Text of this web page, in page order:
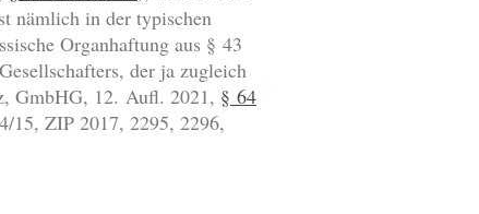
nämlich in der typischen
Organhaftung aus § 43
der ja zugleich
GmbHG, 12. Aufl. 2021, § 64
15, ZIP 2017, 2295, 2296,